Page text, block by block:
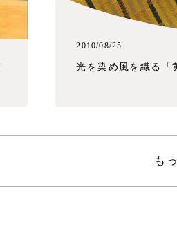
2010/08/25
光を染め風を織る「
も